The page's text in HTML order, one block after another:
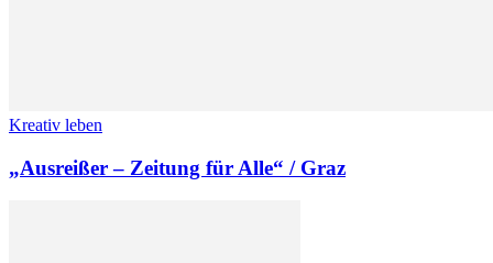
Kreativ leben
„Ausreißer – Zeitung für Alle“ / Graz